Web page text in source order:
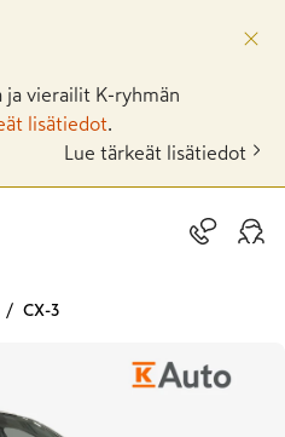
ja vierailit K-ryhmän
lisätiedot
Lue tärkeät lisätiedot
CX-3